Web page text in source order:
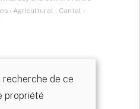
› Agricultural : Cantal ›
recherche de ce
propriété